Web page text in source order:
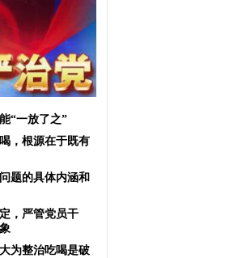
“一放了之”
，根源在于既有
题的具体内涵和
，严管党员干
为整治吃喝是破